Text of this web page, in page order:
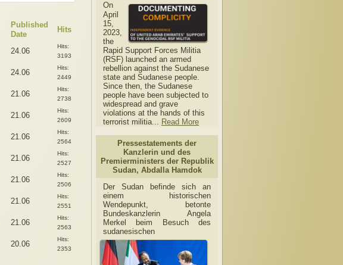
Published
Date
Hits
24.06
Hits:
3193
24.06
Hits:
2449
21.06
Hits:
2738
21.06
Hits:
2609
21.06
Hits:
2564
21.06
Hits:
2527
21.06
Hits:
2506
21.06
Hits:
2551
21.06
Hits:
2563
20.06
Hits:
2353
On
April
15,
2023,
the
Rapid Support Forces Militia
(RSF) launched an armed
rebellion against the Sudanese
state and Sudanese people.
Since then, the Sudanese
people have been subjected to
widespread and grave
violations at the hands of this
terrorist militia... Read More
Pressestatements der
Kanzlerin und des
Premierministers der Republik
Sudan, Abdalla Hamdok
Der Sudan befinde sich an
einem historischen
Wendepunkt, betonte
Bundeskanzlerin Angela
Merkel beim Besuch des
sudanesischen